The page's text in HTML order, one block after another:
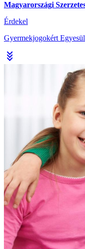
Magyarországi
Érdekel
Gyermekjogokért
stat_minus_3